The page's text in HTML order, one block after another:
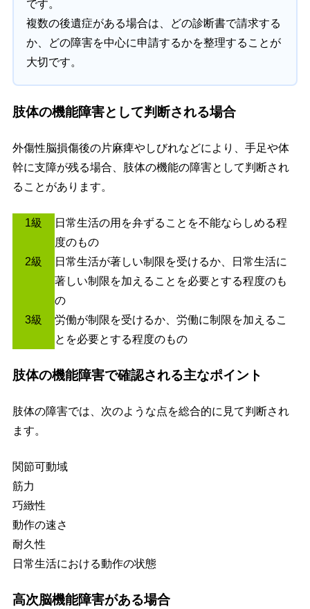
です。
複数の後遺症がある場合は、どの診断書で請求する
か、どの障害を中心に申請するかを整理することが
大切です。
肢体の機能障害として判断される場合
外傷性脳損傷後の片麻痺やしびれなどにより、手足や体
幹に支障が残る場合、肢体の機能の障害として判断され
ることがあります。
1級
日常生活の用を弁ずることを不能ならしめる程
度のもの
2級
日常生活が著しい制限を受けるか、日常生活に
著しい制限を加えることを必要とする程度のも
の
3級
労働が制限を受けるか、労働に制限を加えるこ
とを必要とする程度のもの
肢体の機能障害で確認される主なポイント
肢体の障害では、次のような点を総合的に見て判断され
ます。
関節可動域
筋力
巧緻性
動作の速さ
耐久性
日常生活における動作の状態
高次脳機能障害がある場合